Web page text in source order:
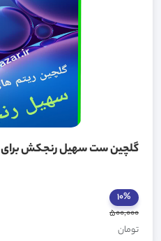
گلچین ست سهیل رنجکش برای PA 900
10%
500,000
تومان